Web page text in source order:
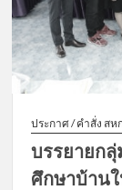
ประกาศ / คำสั่ง ส
บรรยายก
ศึกษาบ้าน